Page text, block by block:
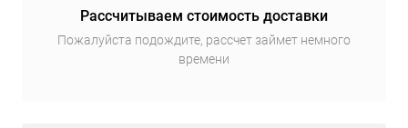
Рассчитываем стоимость доставки
Пожалуйста подождите, рассчет займет немного
времени